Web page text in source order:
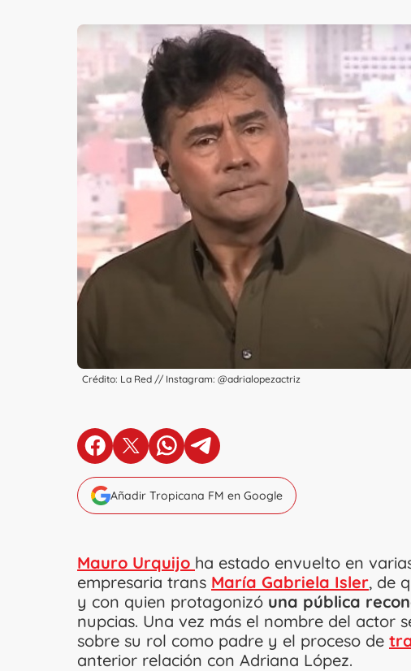
Crédito: La Red // Instagram: @adrialopezactriz
en Facebook
en X en Whatsapp
en Telegram
Añadir Tropicana FM en Google
Mauro Urquijo ha estado envuelto en
empresaria trans María Gabriela Isler, de
y con quien protagonizó una pública
nupcias. Una vez más el nombre del actor
sobre su rol como padre y el proceso de
anterior relación con Adriana López.